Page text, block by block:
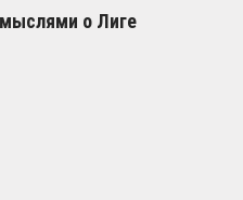
о Лиге